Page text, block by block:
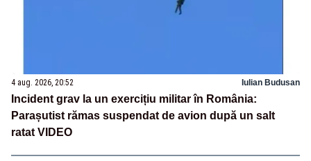
4 aug. 2026, 20:52 Iulian Budusan
Incident grav la un exercițiu militar în România:
Parașutist rămas suspendat de avion după un salt
ratat VIDEO